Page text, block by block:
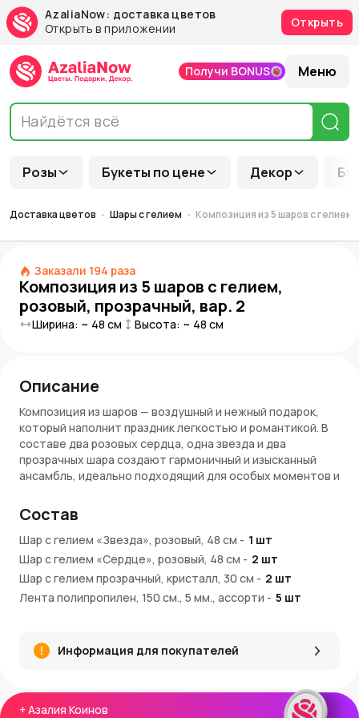
AzaliaNow: доставка цветов
Открыть в приложении
Открыть
Розы Букеты по цене Декор
Получи BONUS Меню
Доставка цветов Шары с гелием Композиция из 5 шаров с
Заказали 194 раза
Композиция из 5 шаров с гелием,
розовый, прозрачный, вар. 2
Ширина: ~ 48 см Высота: ~ 48 см
+ Азалия Коинов
Описание
Композиция из шаров — воздушный и нежный подарок,
который наполнит праздник легкостью и романтикой. В
составе два розовых сердца, одна звезда и два
прозрачных шара создают гармоничный и изысканный
ансамбль, идеально подходящий для особых моментов и
Преимущества:
Элегантное сочетание розового и прозрачного
Два сердца символизируют любовь и заботу
Все шары наполнены гелием и украшены лентами
Прекрасно смотрится в интерьере и на фотографиях
Покупка и доставка:
AzaliaNow. Доставка осуществляется по Москве и
Московской области. За каждую покупку начисляются
Состав
Шар с гелием «Звезда», розовый, 48 см - 1 шт
Шар с гелием «Сердце», розовый, 48 см - 2 шт
Шар с гелием прозрачный, кристалл, 30 см - 2 шт
Лента полипропилен, 150 см., 5 мм., ассорти - 5 шт
Информация для покупателей